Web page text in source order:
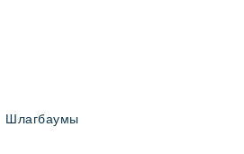
Шлагбаумы